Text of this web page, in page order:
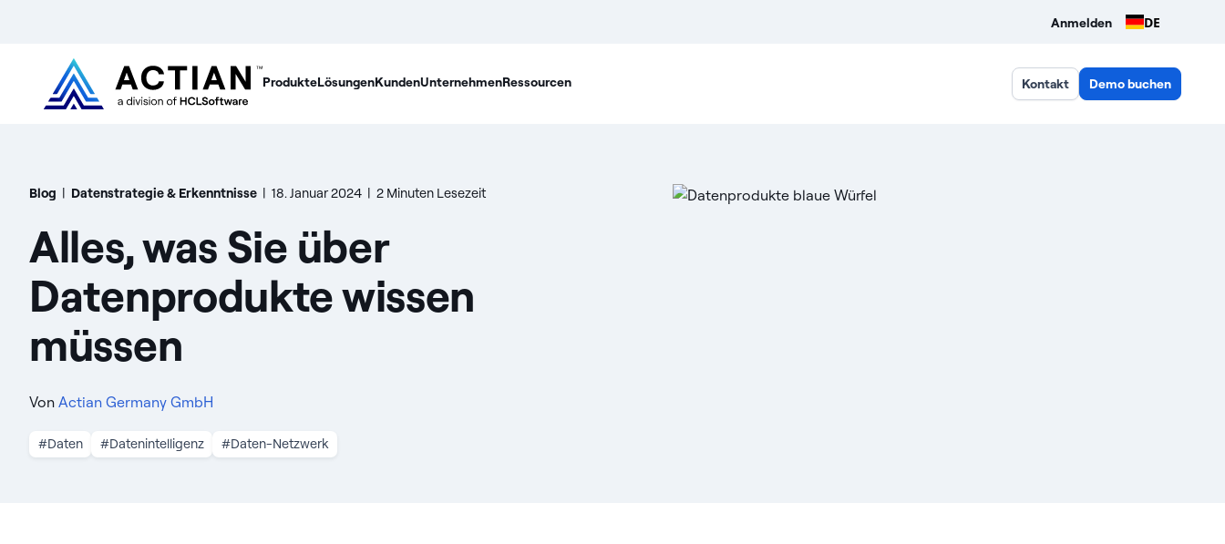
Anmelden DE
ProdukteLösungenKundenUnternehmenRessourcen Kontakt Demo buchen
Blog | Datenstrategie & Erkenntnisse | 18. Januar 2024 | 2 Minuten Lesezeit
Alles, was Sie über
Datenprodukte wissen
müssen
Von Actian Germany GmbH
#Daten #Datenintelligenz #Daten-Netzwerk